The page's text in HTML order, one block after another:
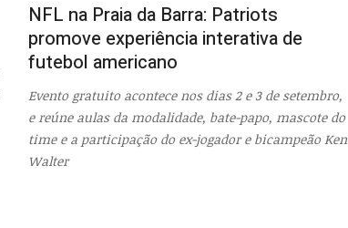
NFL na Praia da Barra: Patriots
promove experiência interativa de
futebol americano
Evento gratuito acontece nos dias 2 e 3 de setembro,
e reúne aulas da modalidade, bate-papo, mascote do
time e a participação do ex-jogador e bicampeão Ken
Walter